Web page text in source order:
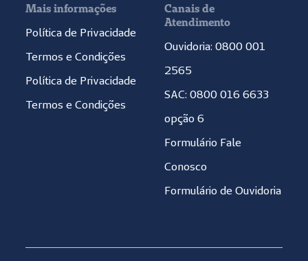
Mais informações
Política de Privacidade
Termos e Condições
Política de Privacidade
Termos e Condições
Canais de
Atendimento
Ouvidoria: 0800 001
2565
SAC: 0800 016 6633
opção 6
Formulário Fale
Conosco
Formulário de Ouvidoria